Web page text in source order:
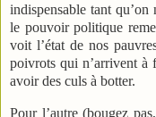
indispensable tant qu’on
le pouvoir politique
voit l’état de nos
poivrots qui n’arrivent
avoir des culs à botter.
Pour l’autre (bougez